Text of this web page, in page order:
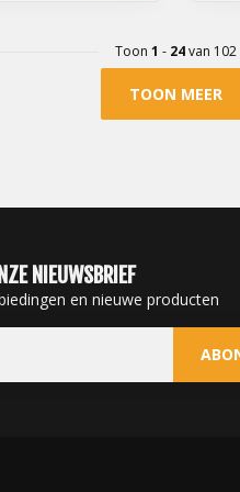
Toon 1 - 24van 102
TOON MEER
NIEUWSBRIEF
en nieuwe producten